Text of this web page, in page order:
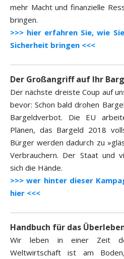
mehr Macht und finanzielle
bringen.
>>> hier erfahren Sie, wie
Sicherheit bringen <<<
Der Großangriff auf Ihr
Der nächste dreiste Coup auf
bevor: Schon bald drohen
Bargeldverbot. Die EU
Plänen, das Bargeld 2018
Bürger werden dadurch zu
Verbrauchern. Der Staat und
sich die Hände.
>>> wer hinter dieser
hier <<<
Handbuch für das
Wir leben in einer Zeit
Weltwirtschaft ist am